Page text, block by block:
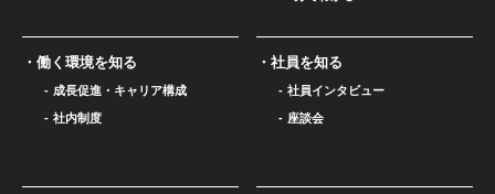
働く環境を知る
成長促進・キャリア構成
社内制度
社員を知る
社員インタビュー
座談会